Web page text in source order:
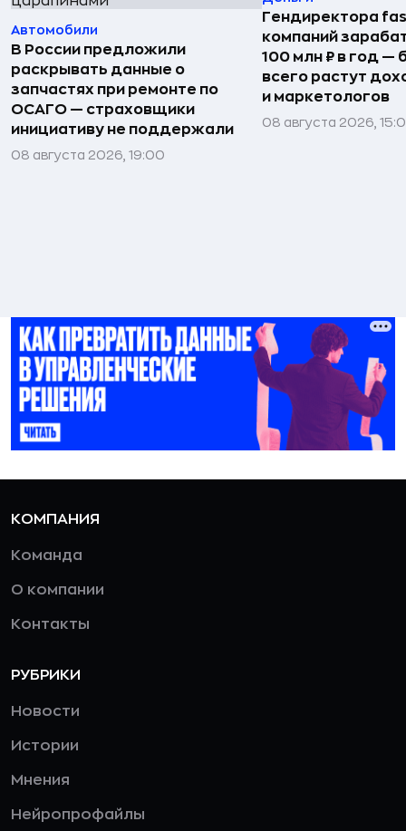
Автомобили
В России предложили
раскрывать данные о
запчастях при ремонте по
ОСАГО — страховщики
инициативу не поддержали
08 августа 2026, 19:00
Гендиректора
компаний
100 млн ₽ в год —
всего растут
и маркетологов
08 августа 2026,
КОМПАНИЯ
Команда
О компании
Контакты
РУБРИКИ
Новости
Истории
Мнения
Нейропрофайлы